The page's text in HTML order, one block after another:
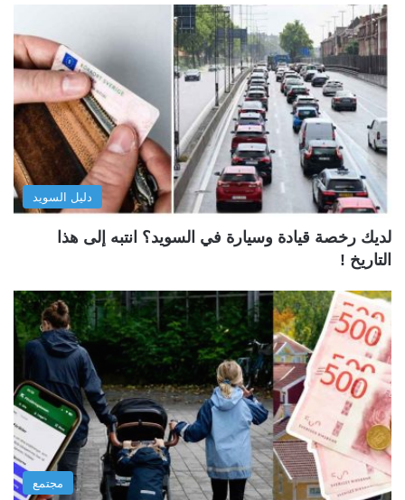
دليل السويد
لديك رخصة قيادة وسيارة في السويد؟ انتبه إلى هذا
التاريخ !
مجتمع